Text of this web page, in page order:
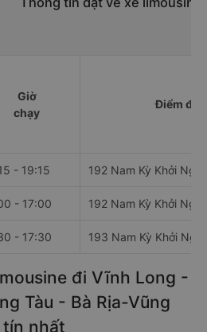
Giờ
chạy
Điểm đi
- 19:15 192 Nam Kỳ Khởi
- 17:00 192 Nam Kỳ Khởi
- 17:30 193 Nam Kỳ Khởi
đi Vĩnh Long -
Tàu - Bà Rịa-Vũng
tín nhất